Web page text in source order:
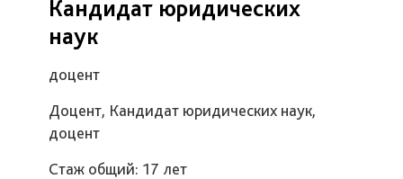
Кандидат юридических
наук
доцент
Доцент, Кандидат юридических наук,
доцент
Стаж общий: 17 лет